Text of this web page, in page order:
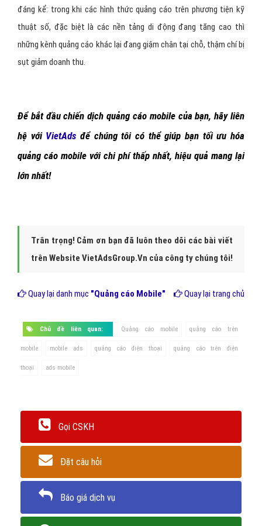
đáng kể: trong khi các hình thức quảng cáo trên phương tiện kỹ
thuật số, đặc biệt là các nền tảng di động đang tăng cao thì
những kênh quảng cáo khác lại đang giậm chân tại chỗ, thậm chí bị
sụt giảm doanh thu.
Để bắt đầu chiến dịchquảng cáomobilecủa bạn, hãy liên
hệ với VietAds để chúng tôi có thể giúp bạn tối ưu hóa
quảng cáo mobile với chi phí thấp nhất, hiệu quả mang lại
lớn nhất!
Trân trọng! Cảm ơn bạn đã luôn theo dõi các bài viết
trên Website VietAdsGroup.Vn của công ty chúng tôi!
Quay lại danh mục "Quảng cáo Mobile" Quay lại trang chủ
Chủ đề liên quan: Quảng cáo mobile quảng cáo trên
mobile mobile ads quảng cáo điện thoại quảng cáo trên điện
thoại ads mobile
Gọi CSKH
Đặt câu hỏi
Báo giá dịch vụ